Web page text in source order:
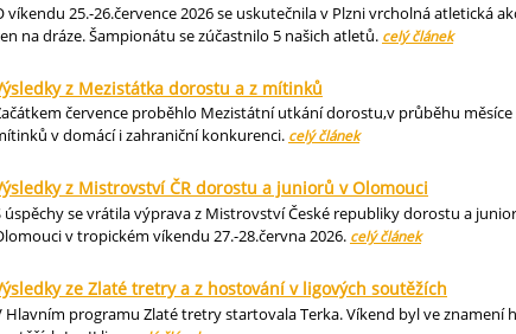
víkendu 25.-26.července 2026 se uskutečnila v Plzni vrcholná atletická
na dráze. Šampionátu se zúčastnilo 5 našich atletů. celý článek
z Mezistátka dorostu a z mítinků
července proběhlo Mezistátní utkání dorostu,v průběhu měsíce
v domácí i zahraniční konkurenci. celý článek
z Mistrovství ČR dorostu a juniorů v Olomouci
úspěchy se vrátila výprava z Mistrovství České republiky dorostu a
v tropickém víkendu 27.-28.června 2026. celý článek
ze Zlaté tretry a z hostování v ligových soutěžích
Hlavním programu Zlaté tretry startovala Terka. Víkend byl ve znamení